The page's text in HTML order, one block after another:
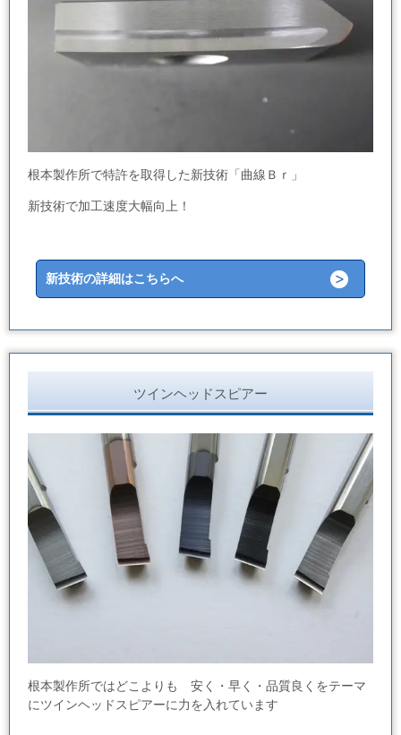
根本製作所で特許を取得した新技術「曲線Ｂｒ」
新技術で加工速度大幅向上！
新技術の詳細はこちらへ
ツインヘッドスピアー
根本製作所ではどこよりも 安く・早く・品質良くをテーマ
にツインヘッドスピアーに力を入れています